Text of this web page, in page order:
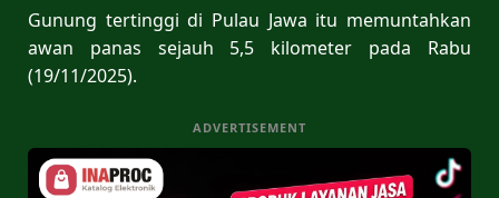
Gunung tertinggi di Pulau Jawa itu memuntahkan
awan panas sejauh 5,5 kilometer pada Rabu
(19/11/2025).
ADVERTISEMENT